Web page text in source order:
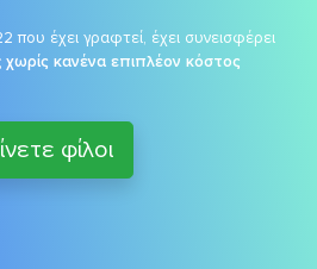
που έχει γραφτεί, έχει συνεισφέρει
χωρίς κανένα επιπλέον κόστος
φίλοι